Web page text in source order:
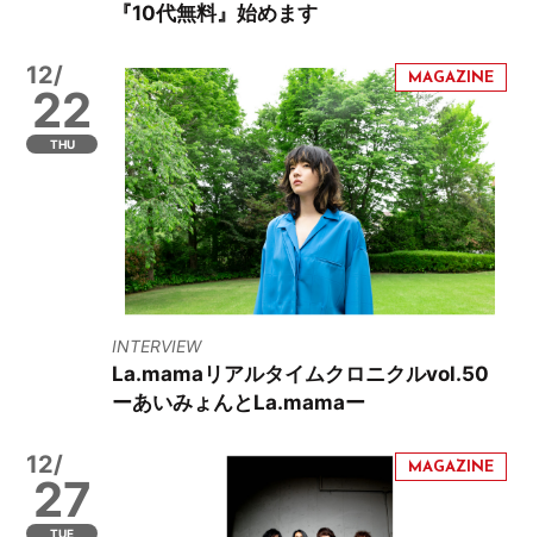
『10代無料』始めます
12/
22
THU
INTERVIEW
La.mamaリアルタイムクロニクルvol.50
ーあいみょんとLa.mamaー
12/
27
TUE